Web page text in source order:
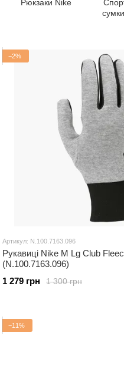
Рюкзаки Nike
−2%
Артикул: N.100.7163.096
Рукавиці Nike M Lg Club
(N.100.7163.096)
1 300 грн
1 279 грн
−11%